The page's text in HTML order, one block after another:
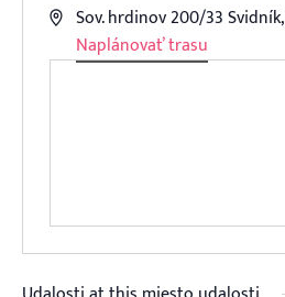
AddressSov. hrdinov 200/33 Svidník,
Naplánovať trasu